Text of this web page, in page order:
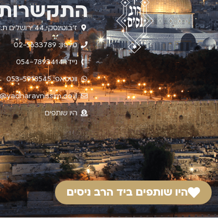
ז'בוטינסקי 44 ירושלים ת.ד. 4210
טלפון: 02-5633789
נייד: 054-7893414
ווטסאפ: 053-5918545
היו שותפים
היו שותפים ביד הרב ניסים